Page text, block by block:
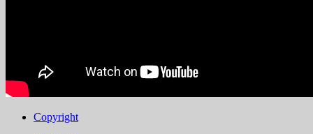
Copyright